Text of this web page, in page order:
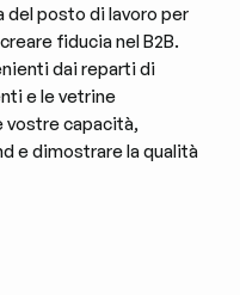
del posto di lavoro per
fiducia nel B2B.
dai reparti di
e le vetrine
vostre capacità,
e dimostrare la qualità